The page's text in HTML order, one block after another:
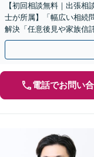
【初回相談無料｜出張
士が所属】「幅広い相続
解決「任意後見や家族信
最大限尊重しご提案」【
電話でお問い